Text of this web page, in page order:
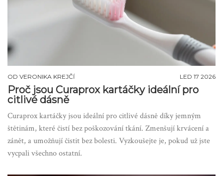
OD VERONIKA KREJČÍ LED 17 2026
Proč jsou Curaprox kartáčky ideální pro
citlivé dásně
Curaprox kartáčky jsou ideální pro citlivé dásně díky jemným
štětinám, které čistí bez poškozování tkání. Zmenšují krvácení a
zánět, a umožňují čistit bez bolesti. Vyzkoušejte je, pokud už jste
vycpali všechno ostatní.